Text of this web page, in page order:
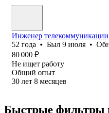
Инженер телекоммуникации
52 года • Был 9 июля •
80 000 ₽
Не ищет работу
Общий опыт
30 лет 8 месяцев
Быстрые фильтры